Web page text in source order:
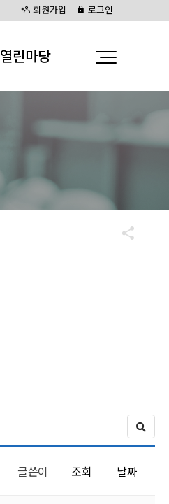
회원가입 로그인
열린마당
글쓴이 조회 날짜